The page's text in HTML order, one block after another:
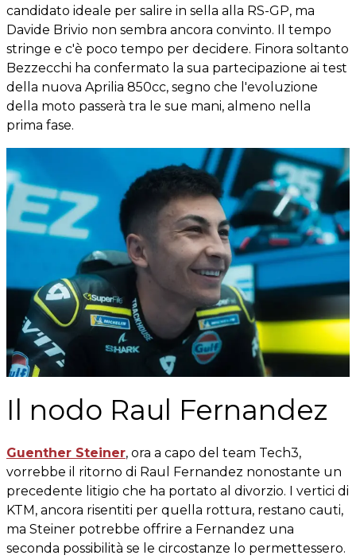
candidato ideale per salire in sella alla RS-GP, ma
Davide Brivio non sembra ancora convinto. Il tempo
stringe e c'è poco tempo per decidere. Finora soltanto
Bezzecchi ha confermato la sua partecipazione ai test
della nuova Aprilia 850cc, segno che l'evoluzione
della moto passerà tra le sue mani, almeno nella
prima fase.
Il nodo Raul Fernandez
Guenther Steiner, ora a capo del team Tech3,
vorrebbe il ritorno di Raul Fernandez nonostante un
precedente litigio che ha portato al divorzio. I vertici di
KTM, ancora risentiti per quella rottura, restano cauti,
ma Steiner potrebbe offrire a Fernandez una
seconda possibilità se le circostanze lo permettessero.